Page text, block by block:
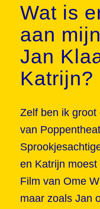
Wat is
aan
Jan
Katrijn?
Zelf ben ik groot
van
en Katrijn
Film van Ome
maar zoals Jan